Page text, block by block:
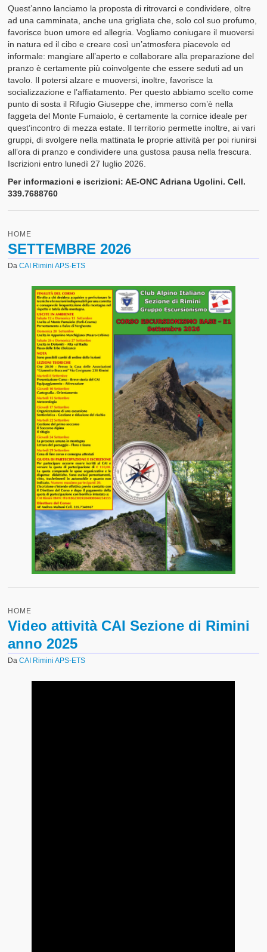
Quest’anno lanciamo la proposta di ritrovarci e condividere, oltre
ad una camminata, anche una grigliata che, solo col suo profumo,
favorisce buon umore ed allegria. Vogliamo coniugare il muoversi
in natura ed il cibo e creare così un’atmosfera piacevole ed
informale: mangiare all’aperto e collaborare alla preparazione del
pranzo è certamente più coinvolgente che essere seduti ad un
tavolo. Il potersi alzare e muoversi, inoltre, favorisce la
socializzazione e l’affiatamento. Per questo abbiamo scelto come
punto di sosta il Rifugio Giuseppe che, immerso com’è nella
faggeta del Monte Fumaiolo, è certamente la cornice ideale per
quest’incontro di mezza estate. Il territorio permette inoltre, ai vari
gruppi, di svolgere nella mattinata le proprie attività per poi riunirsi
all’ora di pranzo e condividere una gustosa pausa nella frescura.
Iscrizioni entro lunedì 27 luglio 2026.
Per informazioni e iscrizioni: AE-ONC Adriana Ugolini. Cell.
339.7688760
HOME
SETTEMBRE 2026
DaCAI Rimini APS-ETS
HOME
Video attività CAI Sezione di Rimini
anno 2025
DaCAI Rimini APS-ETS